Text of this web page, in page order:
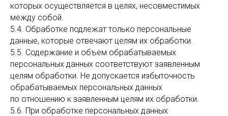
которых осуществляется в целях, несовместимых
между собой.
5.4. Обработке подлежат только персональные
данные, которые отвечают целям их обработки.
5.5. Содержание и объем обрабатываемых
персональных данных соответствуют заявленным
целям обработки. Не допускается избыточность
обрабатываемых персональных данных
по отношению к заявленным целям их обработки.
5.6. При обработке персональных данных